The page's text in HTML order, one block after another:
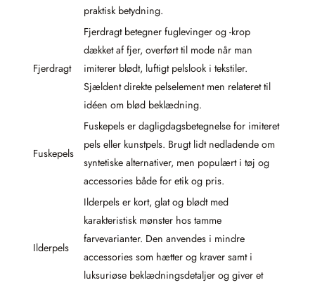
praktisk betydning.
Fjerdragt
Fjerdragt betegner fuglevinger og -krop
dækket af fjer, overført til mode når man
imiterer blødt, luftigt pelslook i tekstiler.
Sjældent direkte pelselement men relateret til
idéen om blød beklædning.
Fuskepels
Fuskepels er dagligdagsbetegnelse for imiteret
pels eller kunstpels. Brugt lidt nedladende om
syntetiske alternativer, men populært i tøj og
accessories både for etik og pris.
Ilderpels
Ilderpels er kort, glat og blødt med
karakteristisk mønster hos tamme
farvevarianter. Den anvendes i mindre
accessories som hætter og kraver samt i
luksuriøse beklædningsdetaljer og giver et